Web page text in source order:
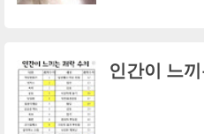
인간이 느